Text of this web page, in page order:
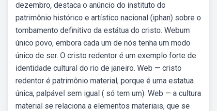
dezembro, destaca o anúncio do instituto do
patrimônio histórico e artístico nacional (iphan) sobre o
tombamento definitivo da estátua do cristo. Webum
único povo, embora cada um de nós tenha um modo
único de ser. O cristo redentor é um exemplo forte de
identidade cultural do rio de janeiro. Web — cristo
redentor é patrimônio material, porque é uma estatua
única, palpável sem igual ( só tem um). Web — a cultura
material se relaciona a elementos materiais, que se